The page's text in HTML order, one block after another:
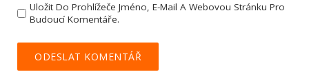
Uložit Do Prohlížeče Jméno, E-Mail A Webovou Stránku Pro
Budoucí Komentáře.